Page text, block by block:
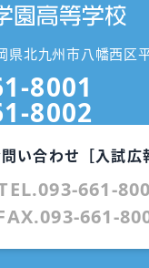
県北九州市八幡西区
8001
8002
い合わせ［入試広
661-
661-